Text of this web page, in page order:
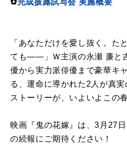
✿完成披露試写会 実施概要
「あなただけを愛し抜く。た
ても――」Ｗ主演の永瀬 廉と
優から実力派俳優まで豪華キ
る、運命に導かれた2人が真
ストーリーが、いよいよこの春
映画『鬼の花嫁』は、3月27
の続報にご期待ください！